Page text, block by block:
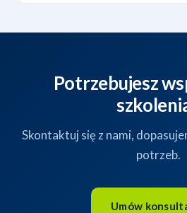
Potrzebujesz
Skontaktuj się z nami,
potrzeb.
Umów